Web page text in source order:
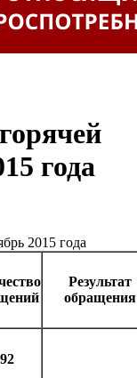
года
2015 года
Результат
обращения